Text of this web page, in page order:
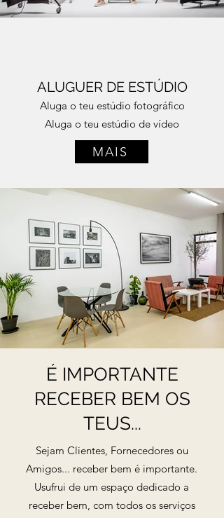
ALUGUER DE ESTÚDIO
Aluga o teu estúdio fotográfico
Aluga o teu estúdio de vídeo
MAIS
​É IMPORTANTE
RECEBER BEM OS
TEUS...
Sejam Clientes, Fornecedores ou
Amigos... receber bem é importante.
Usufrui de um espaço dedicado a
receber bem, com todos os serviços